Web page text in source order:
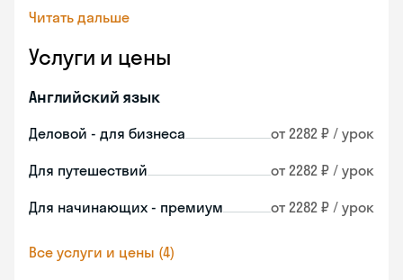
Читать дальше
Услуги и цены
Английский язык
Деловой - для бизнеса от 2282 ₽ / урок
Для путешествий от 2282 ₽ / урок
Для начинающих - премиум от 2282 ₽ / урок
Все услуги и цены (4)